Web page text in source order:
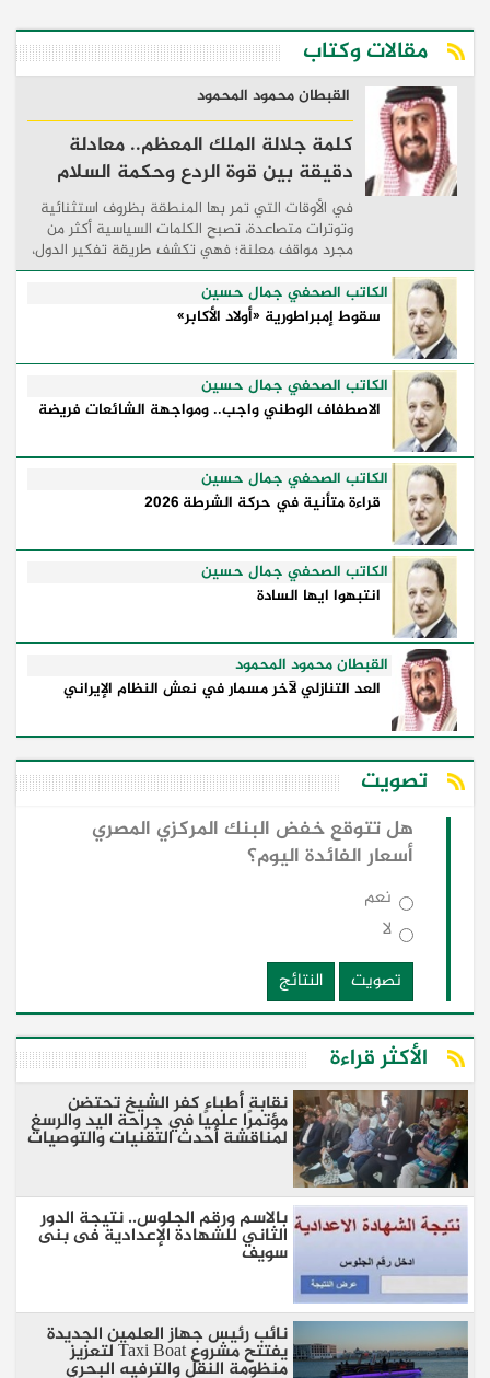
مقالات وكتاب
القبطان محمود المحمود
كلمة جلالة الملك المعظم.. معادلة
دقيقة بين قوة الردع وحكمة السلام
في الأوقات التي تمر بها المنطقة بظروف استثنائية
وتوترات متصاعدة، تصبح الكلمات السياسية أكثر من
مجرد مواقف معلنة؛ فهي تكشف طريقة تفكير الدول،
وكيفية إدارتها للأزمات، والحدود التي تفصل بين القوة
...
الكاتب الصحفي جمال حسين
سقوط إمبراطورية «أولاد الأكابر»
الكاتب الصحفي جمال حسين
الاصطفاف الوطني واجب.. ومواجهة الشائعات فريضة
الكاتب الصحفي جمال حسين
قراءة متأنية في حركة الشرطة 2026
الكاتب الصحفي جمال حسين
انتبهوا ايها السادة
القبطان محمود المحمود
العد التنازلي لآخر مسمار في نعش النظام الإيراني
تصويت
هل تتوقع خفض البنك المركزي المصري
أسعار الفائدة اليوم؟
نعم
لا
تصويت
النتائج
الأكثر قراءة
نقابة أطباء كفر الشيخ تحتضن
مؤتمرًا علميًا في جراحة اليد والرسغ
لمناقشة أحدث التقنيات والتوصيات
بالاسم ورقم الجلوس.. نتيجة الدور
الثاني للشهادة الإعدادية فى بنى
سويف
نائب رئيس جهاز العلمين الجديدة
يفتتح مشروع Taxi Boat لتعزيز
منظومة النقل والترفيه البحري